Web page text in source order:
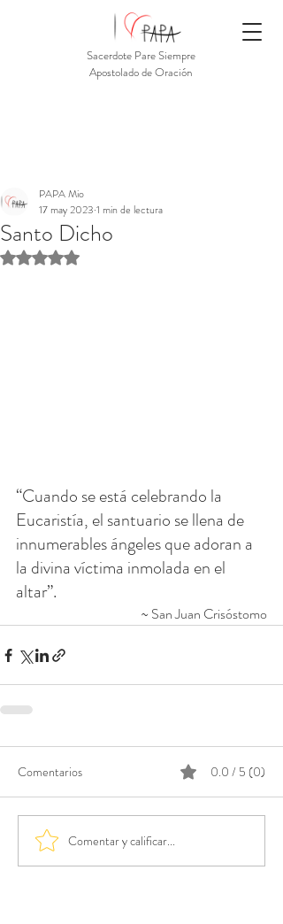
Sacerdote Pare Siempre
Apostolado de Oración
Santo Dicho
PAPA Mio
17 may 2023 1 min de lectura
Obtuvo NaN de 5 estrellas.
“Cuando se está celebrando la
Eucaristía, el santuario se llena de
innumerables ángeles que adoran a
la divina víctima inmolada en el
altar”.
~ San Juan Crisóstomo
Comentarios 0.0 / 5 (0)
Comentar y calificar...